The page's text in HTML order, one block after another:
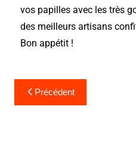
vos papilles avec les très
des meilleurs artisans
Bon appétit !
Précédent